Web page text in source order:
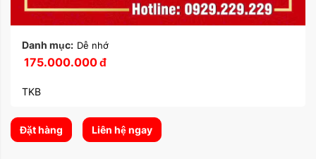
Danh mục: Dễ nhớ
175.000.000đ
TKB
Đặt hàng Liên hệ ngay